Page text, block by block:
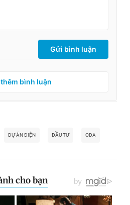
Gửi bình luận
bình luận
DỰ ÁN ĐIỆN ĐẦU TƯ ODA